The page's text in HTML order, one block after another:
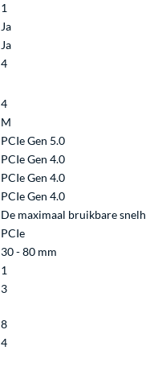
1
Ja
Ja
4
4
M
PCIe Gen 5.0
PCIe Gen 4.0
PCIe Gen 4.0
PCIe Gen 4.0
De maximaal bruikbare
PCIe
30 - 80 mm
1
3
8
4